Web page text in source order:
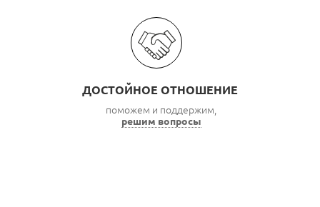
ДОСТОЙНОЕ ОТНОШЕНИЕ
поможем и поддержим,
решим вопросы